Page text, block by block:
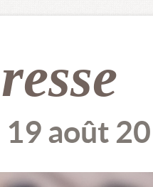
août